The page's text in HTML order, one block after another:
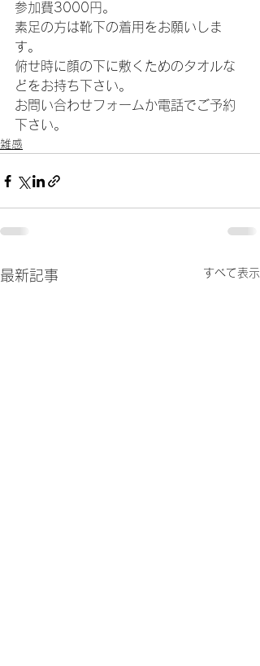
参加費3000円。
素足の方は靴下の着用をお願いしま
す。
俯せ時に顔の下に敷くためのタオルな
どをお持ち下さい。​
お問い合わせフォームか電話でご予約
下さい。
雑感
最新記事 すべて表示